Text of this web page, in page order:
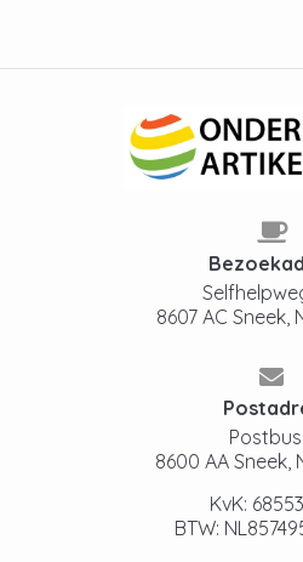
8607 AC Sneek,
Postbus
8600 AA Sneek,
KvK:
BTW: